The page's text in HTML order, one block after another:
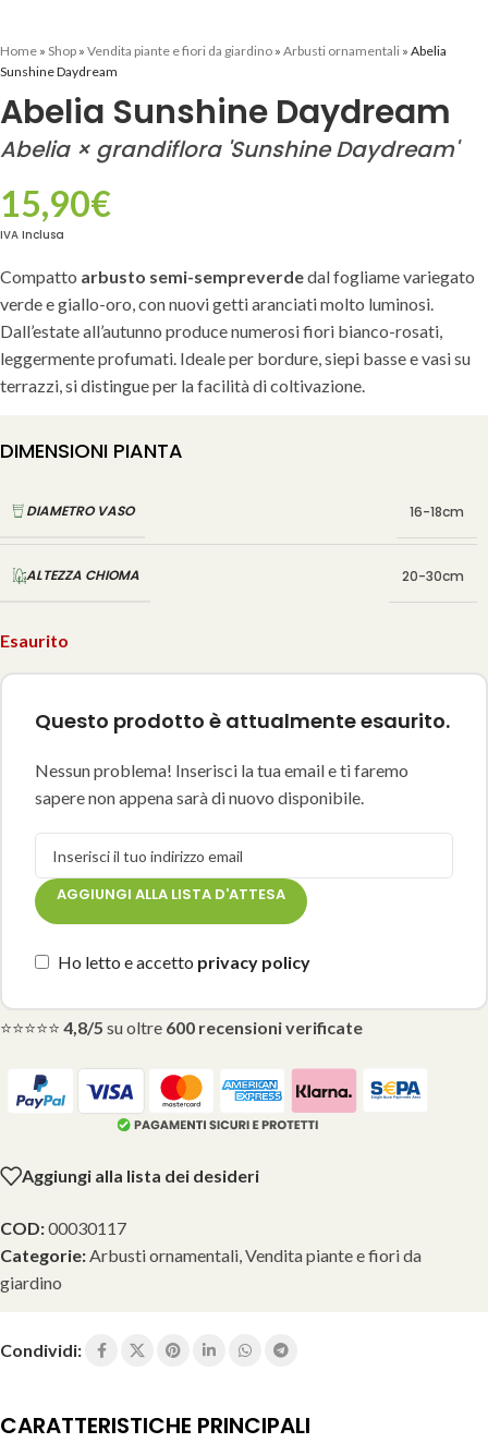
Home » Shop » Vendita piante e fiori da giardino » Arbusti ornamentali » Abelia
Sunshine Daydream
Abelia Sunshine Daydream
Abelia × grandiflora 'Sunshine Daydream'
15,90€
IVA Inclusa
Compatto arbusto semi-sempreverdedal fogliame variegato
verde e giallo-oro, con nuovi getti aranciati molto luminosi.
Dall’estate all’autunno produce numerosi fiori bianco-rosati,
leggermente profumati. Ideale per bordure, siepi basse e vasi su
terrazzi, si distingue per la facilità di coltivazione.
DIMENSIONI PIANTA
DIAMETRO VASO 16-18cm
ALTEZZA CHIOMA 20-30cm
Esaurito
Questo prodotto è attualmente esaurito.
Nessun problema! Inserisci la tua email e ti faremo
sapere non appena sarà di nuovo disponibile.
AGGIUNGI ALLA LISTA D'ATTESA
Ho letto e accetto privacy policy
⭐⭐⭐⭐⭐ 4,8/5 su oltre 600 recensioni verificate
Aggiungi alla lista dei desideri
COD:00030117
Categorie:Arbusti ornamentali,Vendita piante e fiori da
giardino
Condividi:
CARATTERISTICHE PRINCIPALI